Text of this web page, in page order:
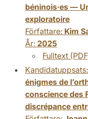
béninois·es —
exploratoire
Författare: Kim
År: 2025
Fulltext
Kandidatuppsats:
énigmes de
conscience des
discrépance